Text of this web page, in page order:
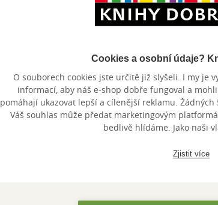
měkká vazba
377 g
Hodnocení a
PŘIDEJTE SVÉ
Cookies a osobní údaje?
O souborech cookies jste určitě již slyšeli. I my je
informací, aby náš e-shop dobře fungoval a
pomáhají ukazovat lepší a cílenější reklamu.
Váš souhlas může předat marketingovým
bedlivě hlídáme. Jako naši
Zjistit více